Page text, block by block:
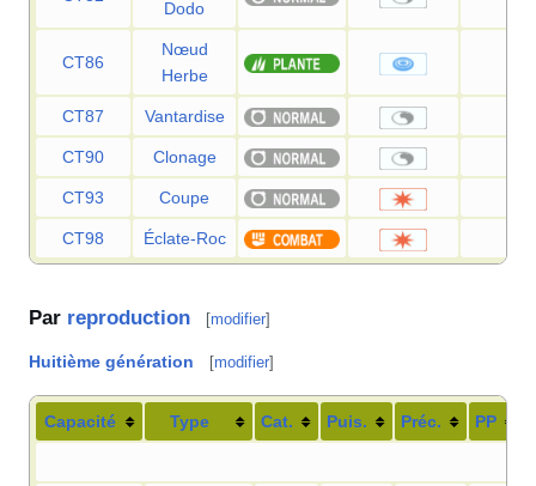
Dodo
CT86
Nœud
Herbe
CT87 Vantardise
CT90 Clonage
CT93 Coupe
CT98 Éclate-Roc
Par reproduction [modifier]
Huitième génération [modifier]
Capacité Type Cat. Puis. Préc. PP